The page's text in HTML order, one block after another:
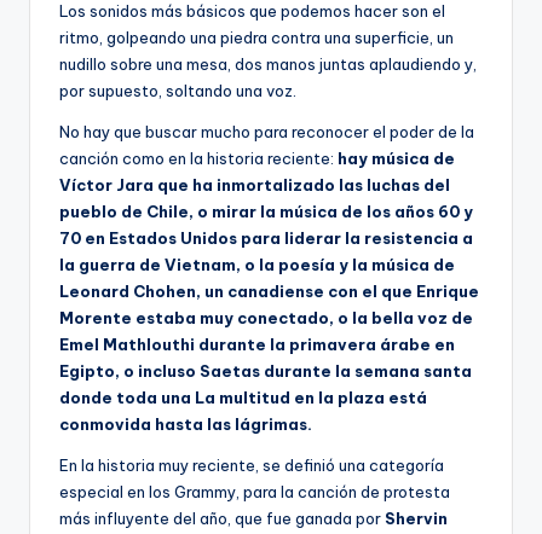
Los sonidos más básicos que podemos hacer son el
ritmo, golpeando una piedra contra una superficie, un
nudillo sobre una mesa, dos manos juntas aplaudiendo y,
por supuesto, soltando una voz.
No hay que buscar mucho para reconocer el poder de la
canción como en la historia reciente: hay música de
Víctor Jara que ha inmortalizado las luchas del
pueblo de Chile, o mirar la música de los años 60 y
70 en Estados Unidos para liderar la resistencia a
la guerra de Vietnam, o la poesía y la música de
Leonard Chohen, un canadiense con el que Enrique
Morente estaba muy conectado, o la bella voz de
Emel Mathlouthi durante la primavera árabe en
Egipto, o incluso Saetas durante la semana santa
donde toda una La multitud en la plaza está
conmovida hasta las lágrimas.
En la historia muy reciente, se definió una categoría
especial en los Grammy, para la canción de protesta
más influyente del año, que fue ganada por Shervin